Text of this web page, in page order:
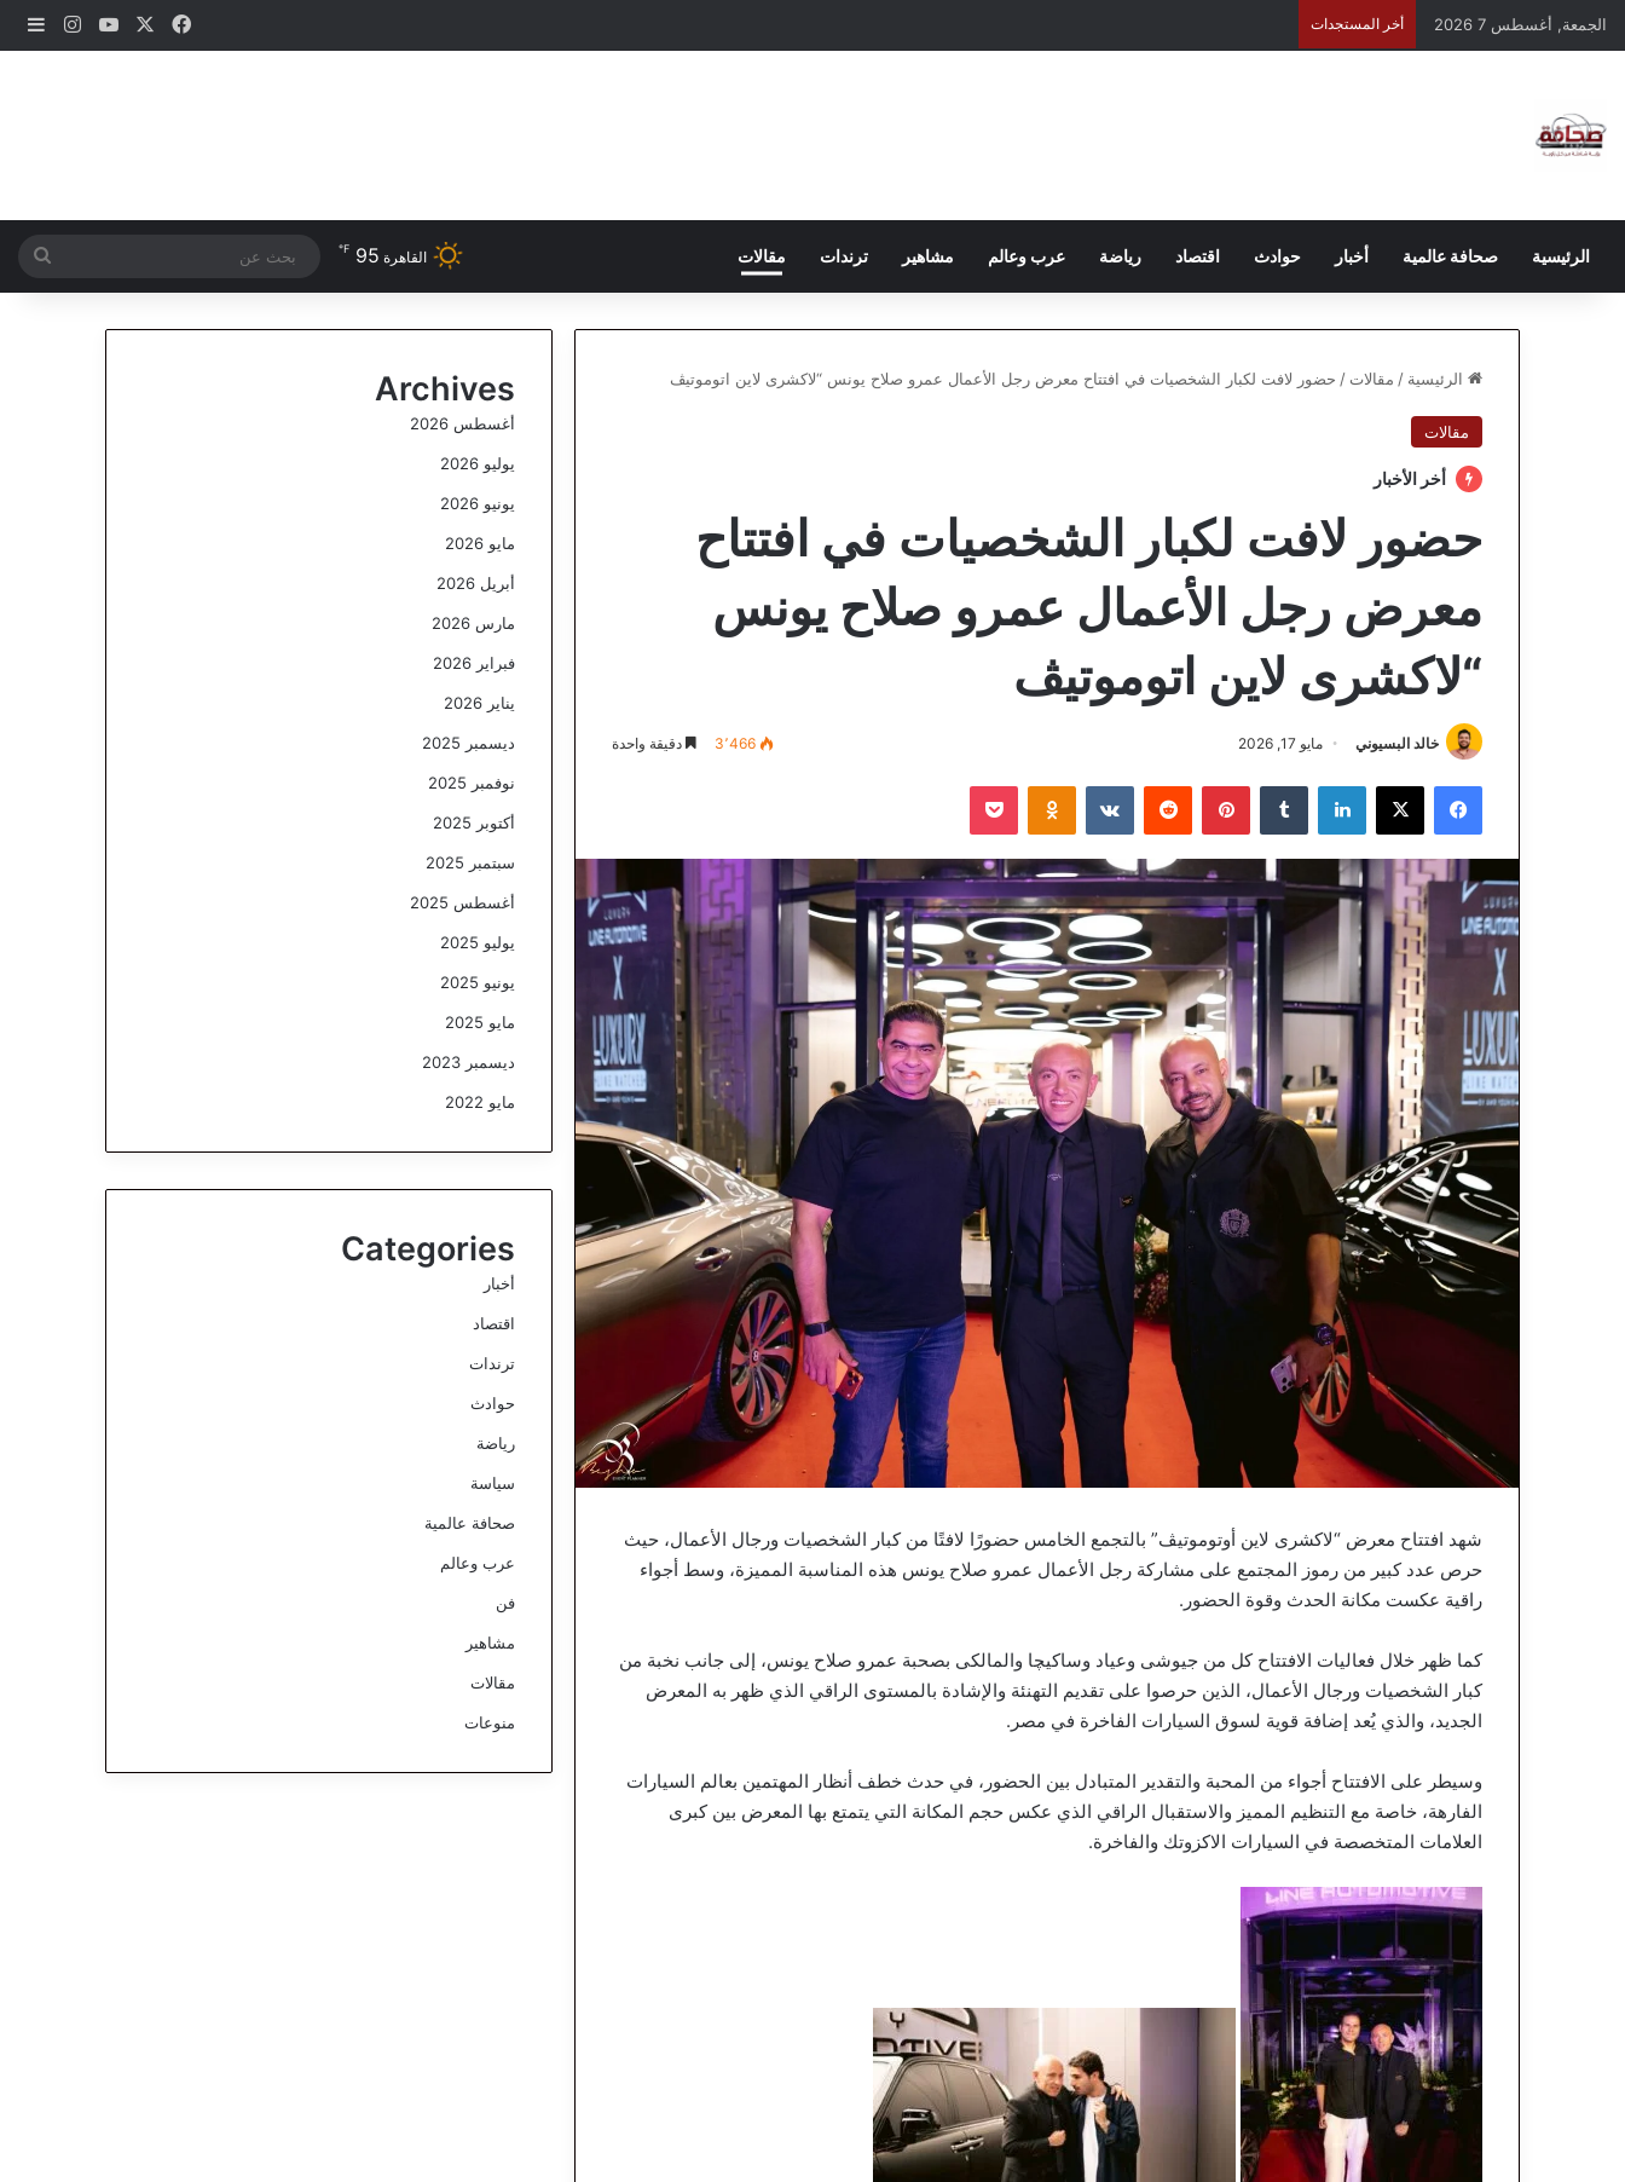
الجمعة, أغسطس 7 2026 أخر المستجدات فيسبوك ‫YouTube
الرئيسية صحافة عالمية أخبار حوادث اقتصاد رياضة عرب وعالم مشاهير ترندات مقالات القاهرة 95
℉
عن
الرئيسية / مقالات / حضور لافت لكبار الشخصيات في افتتاح معرض رجل الأعمال عمرو صلاح يونس “لاكشرى لاين اتوموتيڤ
مقالات
أخر الأخبار
حضور لافت لكبار الشخصيات في افتتاح
معرض رجل الأعمال عمرو صلاح يونس
“لاكشرى لاين اتوموتيڤ
خالد البسيوني مايو 17, 2026 3٬466 دقيقة واحدة
فيسبوك لينكدإن بينتيريست
شهد افتتاح معرض “لاكشرى لاين أوتوموتيڤ” بالتجمع الخامس حضورًا لافتًا من كبار الشخصيات ورجال الأعمال، حيث
حرص عدد كبير من رموز المجتمع على مشاركة رجل الأعمال عمرو صلاح يونس هذه المناسبة المميزة، وسط أجواء
راقية عكست مكانة الحدث وقوة الحضور.
كما ظهر خلال فعاليات الافتتاح كل من جيوشى وعياد وساكيچا والمالكى بصحبة عمرو صلاح يونس، إلى جانب نخبة من
كبار الشخصيات ورجال الأعمال، الذين حرصوا على تقديم التهنئة والإشادة بالمستوى الراقي الذي ظهر به المعرض
الجديد، والذي يُعد إضافة قوية لسوق السيارات الفاخرة في مصر.
وسيطر على الافتتاح أجواء من المحبة والتقدير المتبادل بين الحضور، في حدث خطف أنظار المهتمين بعالم السيارات
الفارهة، خاصة مع التنظيم المميز والاستقبال الراقي الذي عكس حجم المكانة التي يتمتع بها المعرض بين كبرى
العلامات المتخصصة في السيارات الاكزوتك والفاخرة.
Archives
أغسطس 2026
يوليو 2026
يونيو 2026
مايو 2026
أبريل 2026
مارس 2026
فبراير 2026
يناير 2026
ديسمبر 2025
نوفمبر 2025
أكتوبر 2025
سبتمبر 2025
أغسطس 2025
يوليو 2025
يونيو 2025
مايو 2025
ديسمبر 2023
مايو 2022
Categories
أخبار
اقتصاد
ترندات
حوادث
رياضة
سياسة
صحافة عالمية
عرب وعالم
فن
مشاهير
مقالات
منوعات